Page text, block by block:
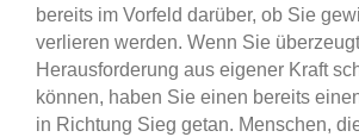
bereits im Vorfeld darüber, ob Sie
verlieren werden. Wenn Sie
Herausforderung aus eigener Kraft
können, haben Sie einen bereits
in Richtung Sieg getan. Menschen,